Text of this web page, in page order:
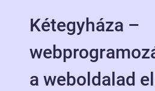
Kétegyháza –
a weboldalad